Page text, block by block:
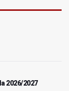
2026/2027